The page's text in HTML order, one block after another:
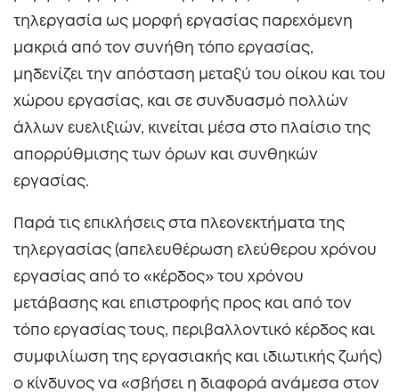
τηλεργασία ως μορφή εργασίας παρεχόμενη
μακριά από τον συνήθη τόπο εργασίας,
μηδενίζει την απόσταση μεταξύ του οίκου και του
χώρου εργασίας, και σε συνδυασμό πολλών
άλλων ευελιξιών, κινείται μέσα στο πλαίσιο της
απορρύθμισης των όρων και συνθηκών
εργασίας.
Παρά τις επικλήσεις στα πλεονεκτήματα της
τηλεργασίας (απελευθέρωση ελεύθερου χρόνου
εργασίας από το «κέρδος» του χρόνου
μετάβασης και επιστροφής προς και από τον
τόπο εργασίας τους, περιβαλλοντικό κέρδος και
συμφιλίωση της εργασιακής και ιδιωτικής ζωής)
ο κίνδυνος να «σβήσει η διαφορά ανάμεσα στον